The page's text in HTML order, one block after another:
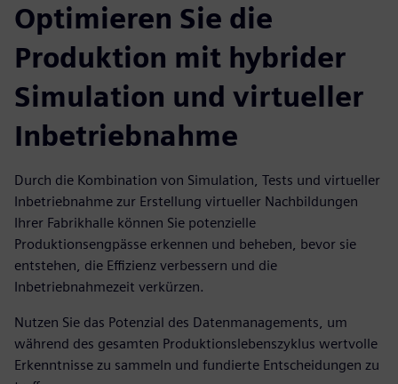
Optimieren Sie die
Produktion mit hybrider
Simulation und virtueller
Inbetriebnahme
Durch die Kombination von Simulation, Tests und virtueller
Inbetriebnahme zur Erstellung virtueller Nachbildungen
Ihrer Fabrikhalle können Sie potenzielle
Produktionsengpässe erkennen und beheben, bevor sie
entstehen, die Effizienz verbessern und die
Inbetriebnahmezeit verkürzen.
Nutzen Sie das Potenzial des Datenmanagements, um
während des gesamten Produktionslebenszyklus wertvolle
Erkenntnisse zu sammeln und fundierte Entscheidungen zu